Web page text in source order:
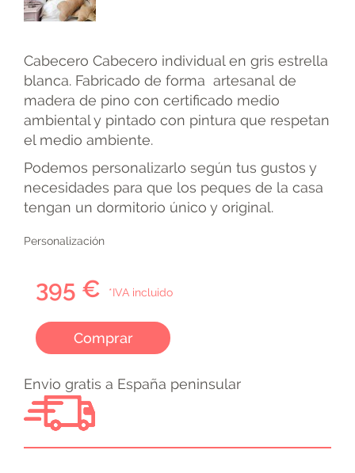
Cabecero Cabecero individual en gris estrella
blanca. Fabricado de forma artesanal de
madera de pino con certificado medio
ambiental y pintado con pintura que respetan
el medio ambiente.
Podemos personalizarlo según tus gustos y
necesidades para que los peques de la casa
tengan un dormitorio único y original.
Personalización
395 € *IVA incluido
Comprar
Envio gratis a España peninsular